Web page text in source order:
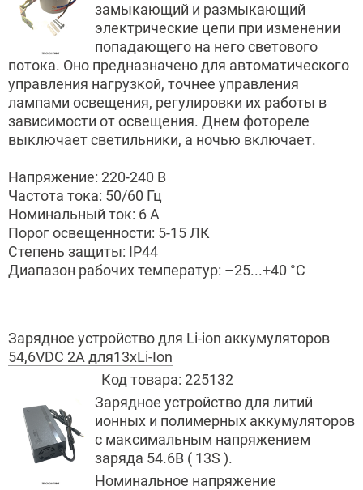
замыкающий и размыкающий
электрические цепи при изменении
попадающего на него светового
потока. Оно предназначено для автоматического
управления нагрузкой, точнее управления
лампами освещения, регулировки их работы в
зависимости от освещения. Днем фотореле
выключает светильники, а ночью включает.
Напряжение: 220-240 В
Частота тока: 50/60 Гц
Номинальный ток: 6 А
Порог освещенности: 5-15 ЛК
Степень защиты: IP44
Диапазон рабочих температур: –25...+40 °С
Зарядное устройство для Li-ion аккумуляторов
54,6VDC 2A для13хLi-Ion
Код товара: 225132
Зарядное устройство для литий
ионных и полимерных аккумуляторов
с максимальным напряжением
заряда 54.6В ( 13S ).
Номинальное напряжение